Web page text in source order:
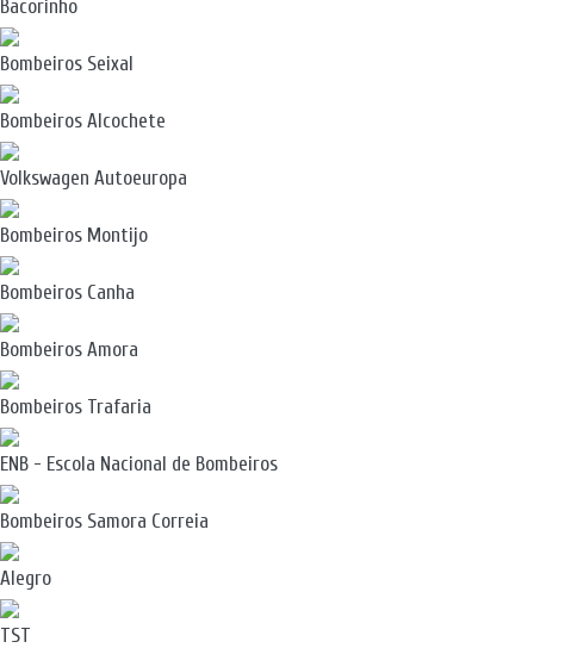
Bacorinho
Bombeiros Seixal
Bombeiros Alcochete
Volkswagen Autoeuropa
Bombeiros Montijo
Bombeiros Canha
Bombeiros Amora
Bombeiros Trafaria
ENB - Escola Nacional de Bombeiros
Bombeiros Samora Correia
Alegro
TST